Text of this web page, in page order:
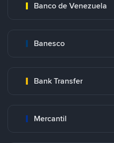
Banco de Venezuela
Banesco
Bank Transfer
Mercantil